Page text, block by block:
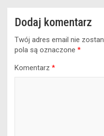
Dodaj komentarz
Twój adres email nie
pola są oznaczone *
Komentarz *